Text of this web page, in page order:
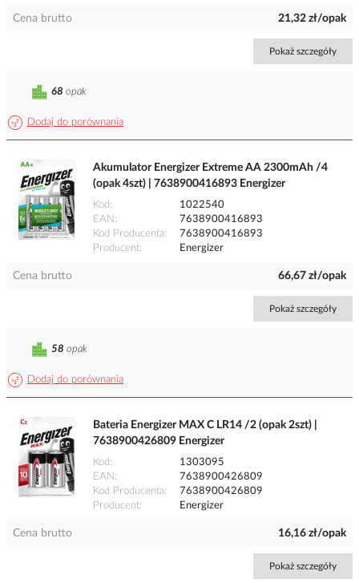
Cena brutto 21,32 zł/opak
Pokaż szczegóły
Dodaj do porównania
68 opak
Akumulator Energizer Extreme AA 2300mAh /4
(opak 4szt) | 7638900416893 Energizer
Kod
1022540
EAN
7638900416893
Kod Producenta
7638900416893
Producent
Energizer
Cena brutto 66,67 zł/opak
Pokaż szczegóły
Dodaj do porównania
58 opak
Bateria Energizer MAX C LR14 /2 (opak 2szt) |
7638900426809 Energizer
Kod
1303095
EAN
7638900426809
Kod Producenta
7638900426809
Producent
Energizer
Cena brutto 16,16 zł/opak
Pokaż szczegóły